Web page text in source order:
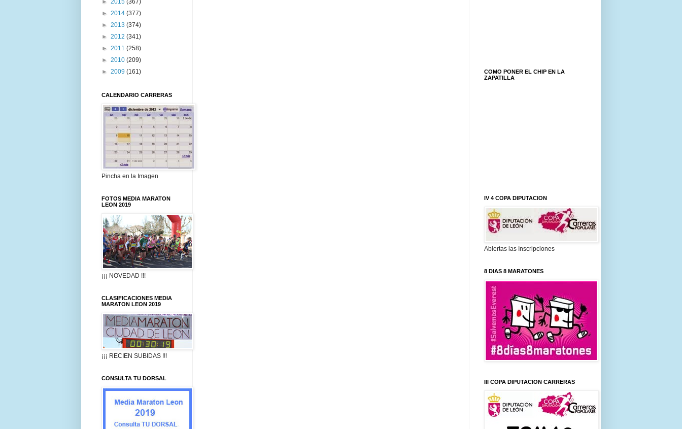
► 2015 (367)
► 2014 (377)
► 2013 (374)
► 2012 (341)
► 2011 (258)
► 2010 (209)
► 2009 (161)
CALENDARIO CARRERAS
Pincha en la Imagen
FOTOS MEDIA MARATON
LEON 2019
¡¡¡ NOVEDAD !!!
CLASIFICACIONES MEDIA
MARATON LEON 2019
¡¡¡ RECIEN SUBIDAS !!!
CONSULTA TU DORSAL
COMO PONER EL CHIP EN LA
ZAPATILLA
IV 4 COPA DIPUTACION
Abiertas las Inscripciones
8 DIAS 8 MARATONES
III COPA DIPUTACION CARRERAS